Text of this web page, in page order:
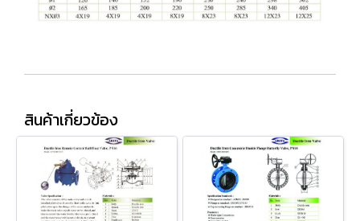
สินค้าเกี่ยวข้อง